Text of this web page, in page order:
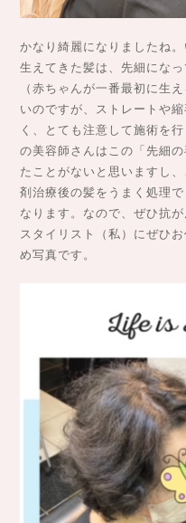
かなり綺麗になりましたね
生えてきた髪は、先細にな
（赤ちゃんが一番最初に生
いのですが、ストレートや
く、とても注意して施術を
の美容師さんはこの「先細
たことがないと思いますし
剤治療後の髪をうまく処理
なります。なので、ぜひ抗
スタイリスト（私）にぜひ
め写真です。